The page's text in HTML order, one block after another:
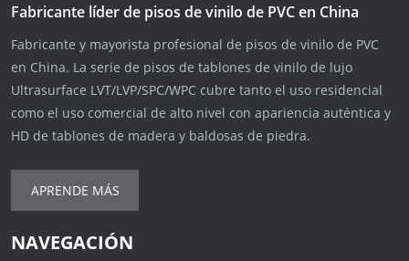
Fabricante líder de pisos de vinilo de PVC en China
Fabricante y mayorista profesional de pisos de vinilo de PVC
en China. La serie de pisos de tablones de vinilo de lujo
Ultrasurface LVT/LVP/SPC/WPC cubre tanto el uso residencial
como el uso comercial de alto nivel con apariencia auténtica y
HD de tablones de madera y baldosas de piedra.
APRENDE MÁS
NAVEGACIÓN